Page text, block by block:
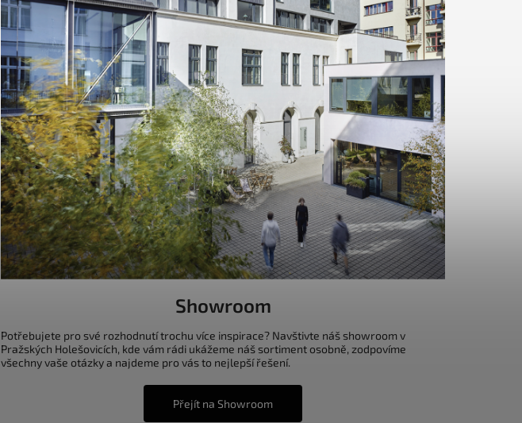
Showroom
Potřebujete pro své rozhodnutí trochu více inspirace? Navštivte náš showroom v
Pražských Holešovicích, kde vám rádi ukážeme náš sortiment osobně, zodpovíme
všechny vaše otázky a najdeme pro vás to nejlepší řešení.
Přejít na Showroom